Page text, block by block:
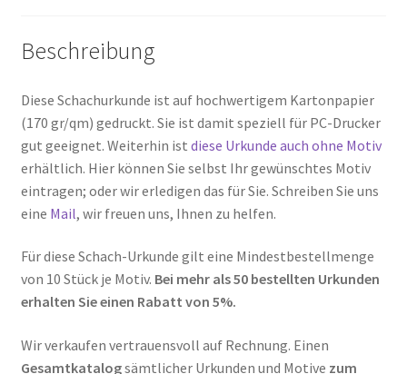
Beschreibung
Diese Schachurkunde ist auf hochwertigem Kartonpapier
(170 gr/qm) gedruckt. Sie ist damit speziell für PC-Drucker
gut geeignet. Weiterhin ist diese Urkunde auch ohne Motiv
erhältlich. Hier können Sie selbst Ihr gewünschtes Motiv
eintragen; oder wir erledigen das für Sie. Schreiben Sie uns
eine Mail, wir freuen uns, Ihnen zu helfen.
Für diese Schach-Urkunde gilt eine Mindestbestellmenge
von 10 Stück je Motiv. Bei mehr als 50 bestellten Urkunden
erhalten Sie einen Rabatt von 5%.
Wir verkaufen vertrauensvoll auf Rechnung. Einen
Gesamtkatalogsämtlicher Urkunden und Motive zum